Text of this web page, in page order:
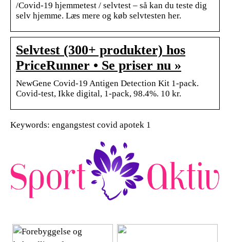
/Covid-19 hjemmetest / selvtest – så kan du teste dig
selv hjemme. Læs mere og køb selvtesten her.
Selvtest (300+ produkter) hos
PriceRunner • Se priser nu »
NewGene Covid-19 Antigen Detection Kit 1-pack.
Covid-test, Ikke digital, 1-pack, 98.4%. 10 kr.
Keywords: engangstest covid apotek 1